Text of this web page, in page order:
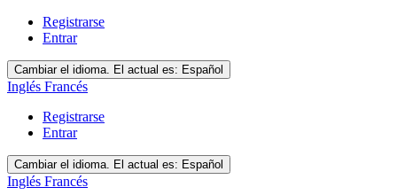
Registrarse
Entrar
Cambiar el idioma. El actual es: Español
Inglés Francés
Registrarse
Entrar
Cambiar el idioma. El actual es: Español
Inglés Francés